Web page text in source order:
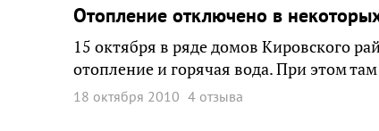
Отопление отключено в
15 октября в ряде домов Кировского
отопление и горячая вода. При этом
18 октября 2010 4 отзыва